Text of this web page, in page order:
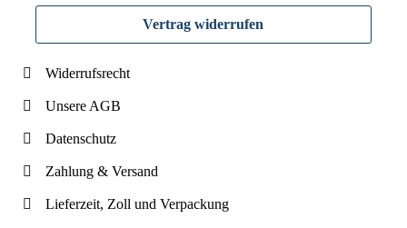
Vertrag widerrufen
Widerrufsrecht
Unsere AGB
Datenschutz
Zahlung & Versand
Lieferzeit, Zoll und Verpackung